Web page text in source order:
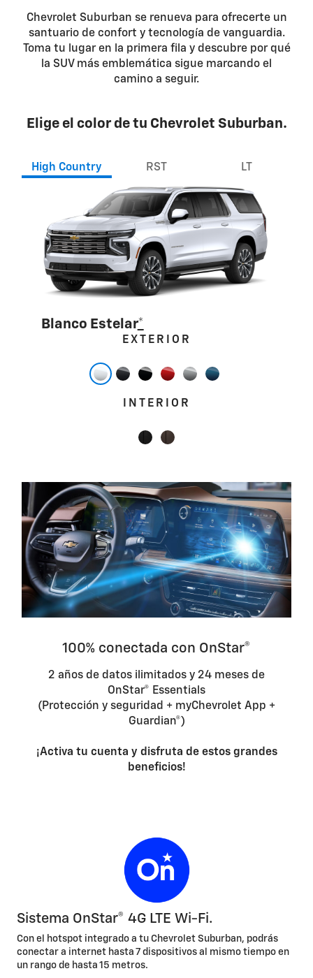
Chevrolet Suburban se renueva para ofrecerte un
santuario de confort y tecnología de vanguardia.
Toma tu lugar en la primera fila y descubre por qué
la SUV más emblemática sigue marcando el
camino a seguir.
Elige el color de tu Chevrolet Suburban.
High Country RST LT
EXTERIOR
INTERIOR
Blanco Estelar*
100% conectada con OnStar®
2 años de datos ilimitados y 24 meses de
OnStar® Essentials
(Protección y seguridad + myChevrolet App +
Guardian®)
¡Activa tu cuenta y disfruta de estos grandes
beneficios!
Sistema OnStar® 4G LTE Wi-Fi.
Con el hotspot integrado a tu Chevrolet Suburban, podrás
conectar a internet hasta 7 dispositivos al mismo tiempo en
un rango de hasta 15 metros.